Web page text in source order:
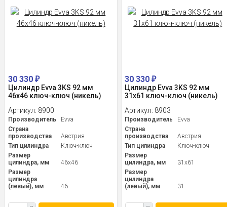
30 330 ₽
Цилиндр Evva 3KS 92 мм
46x46 ключ-ключ (никель)
Артикул: 8900
Производитель
Evva
Страна
производства
Австрия
Тип цилиндра
Ключ-ключ
Размер
цилиндра, мм
46x46
Размер
цилиндра
(левый), мм
46
30 330₽
Цилиндр Evva 3KS 92 мм
31x61 ключ-ключ (никель)
Артикул: 8903
Производитель
Evva
Страна
производства
Австрия
Тип цилиндра
Ключ-ключ
Размер
цилиндра, мм
31x61
Размер
цилиндра
(левый), мм
31